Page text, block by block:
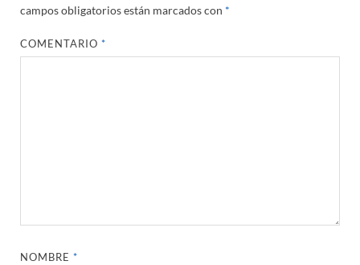
campos obligatorios están marcados con *
COMENTARIO*
NOMBRE*